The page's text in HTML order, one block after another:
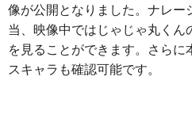
像が公開となりました。ナレー
当、映像中ではじゃじゃ丸く
を見ることができます。さら
スキャラも確認可能です。